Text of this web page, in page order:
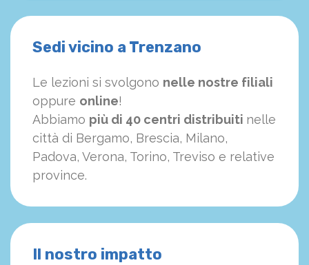
Sedi vicino a Trenzano
Le lezioni si svolgono nelle nostre filiali
oppure online!
Abbiamo più di 40 centri distribuiti nelle
città di Bergamo, Brescia, Milano,
Padova, Verona, Torino, Treviso e relative
province.
Il nostro impatto